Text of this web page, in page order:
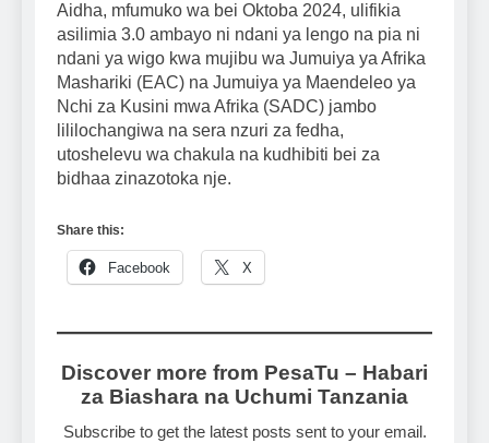
Aidha, mfumuko wa bei Oktoba 2024, ulifikia
asilimia 3.0 ambayo ni ndani ya lengo na pia ni
ndani ya wigo kwa mujibu wa Jumuiya ya Afrika
Mashariki (EAC) na Jumuiya ya Maendeleo ya
Nchi za Kusini mwa Afrika (SADC) jambo
lililochangiwa na sera nzuri za fedha,
utoshelevu wa chakula na kudhibiti bei za
bidhaa zinazotoka nje.
Share this:
Facebook X
Discover more from PesaTu – Habari
za Biashara na Uchumi Tanzania
Subscribe to get the latest posts sent to your email.